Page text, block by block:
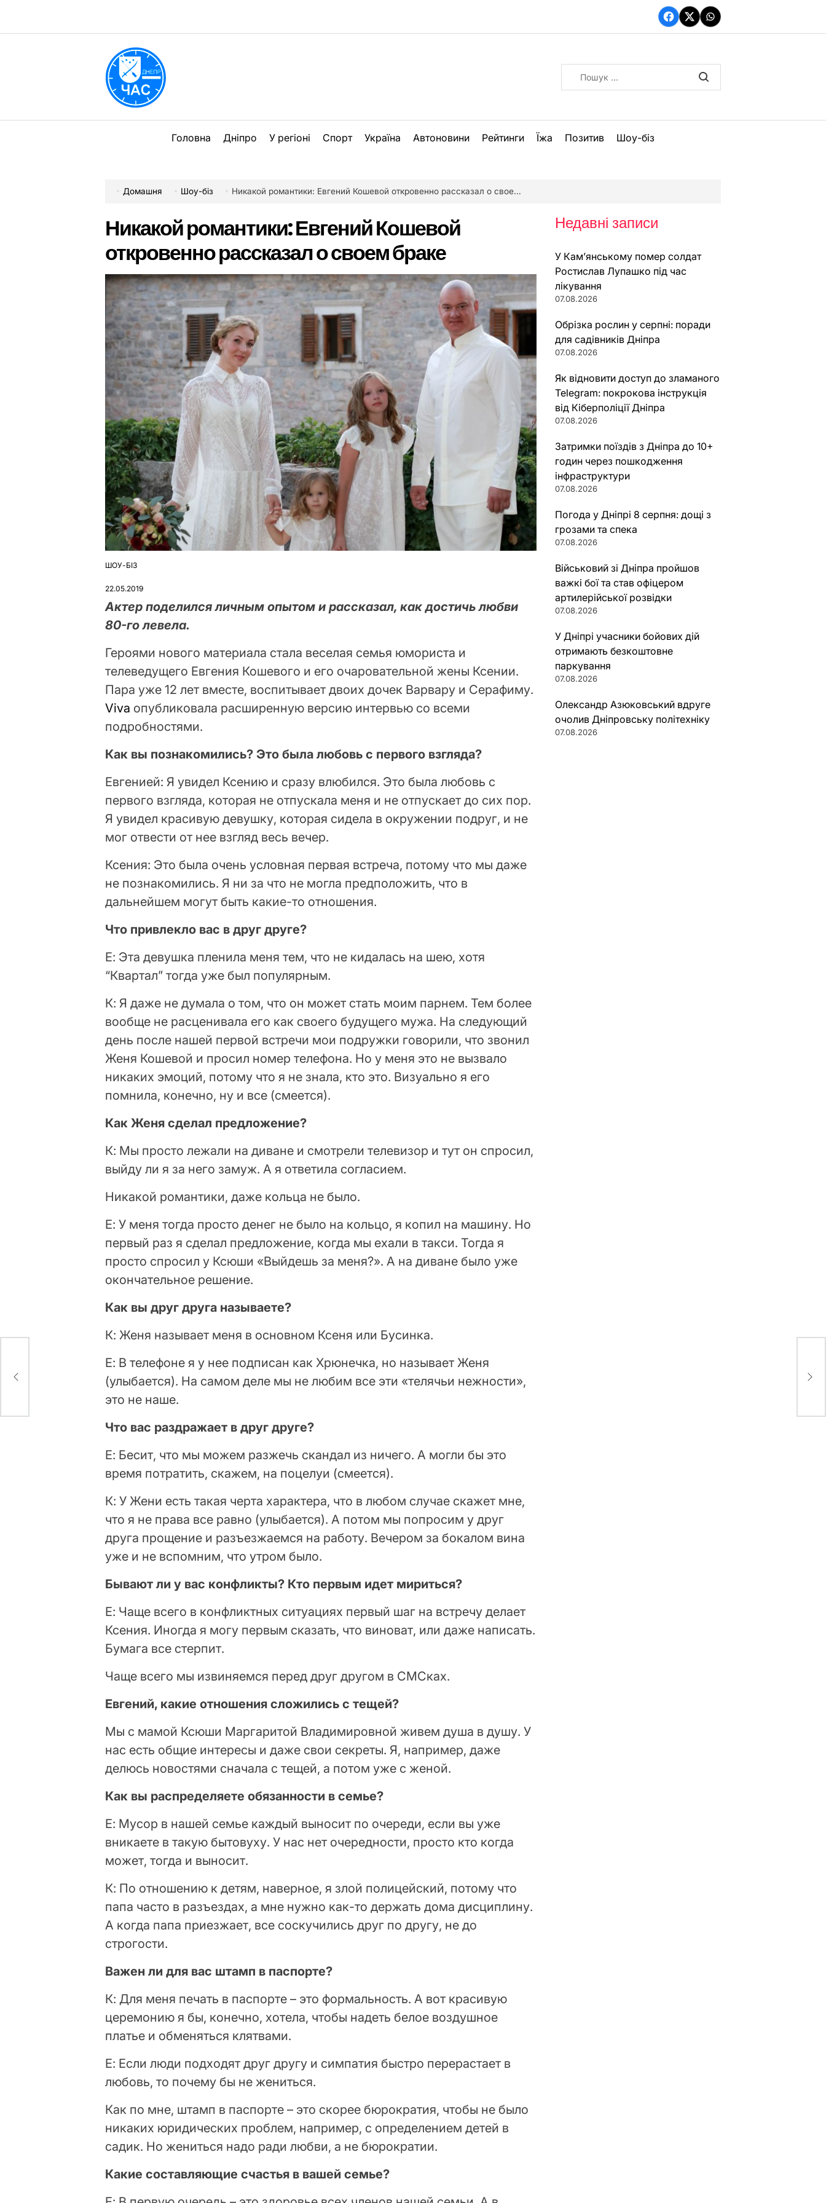
вмісту
Facebook
TwitterWhatsApp
Головна Дніпро У регіоні Спорт Україна Автоновини Рейтинги Їжа Позитив Шоу-біз
Домашня Шоу-біз Никакой романтики: Евгений Кошевой откровенно рассказал о своем браке
Никакой романтики: Евгений Кошевой
откровенно рассказал о своем браке
ОПУБЛІКУВАТИ
ШОУ-БІЗ
22.05.2019
Актер поделился личным опытом и рассказал, как достичь любви
80-го левела.
Героями нового материала стала веселая семья юмориста и
телеведущего Евгения Кошевого и его очаровательной жены Ксении.
Пара уже 12 лет вместе, воспитывает двоих дочек Варвару и Серафиму.
Viva опубликовала расширенную версию интервью со всеми
подробностями.
Как вы познакомились? Это была любовь с первого взгляда?
Евгенией: Я увидел Ксению и сразу влюбился. Это была любовь с
первого взгляда, которая не отпускала меня и не отпускает до сих пор.
Я увидел красивую девушку, которая сидела в окружении подруг, и не
мог отвести от нее взгляд весь вечер.
Ксения: Это была очень условная первая встреча, потому что мы даже
не познакомились. Я ни за что не могла предположить, что в
дальнейшем могут быть какие-то отношения.
Что привлекло вас в друг друге?
Е: Эта девушка пленила меня тем, что не кидалась на шею, хотя
“Квартал” тогда уже был популярным.
К: Я даже не думала о том, что он может стать моим парнем. Тем более
вообще не расценивала его как своего будущего мужа. На следующий
день после нашей первой встречи мои подружки говорили, что звонил
Женя Кошевой и просил номер телефона. Но у меня это не вызвало
никаких эмоций, потому что я не знала, кто это. Визуально я его
помнила, конечно, ну и все (смеется).
Как Женя сделал предложение?
К: Мы просто лежали на диване и смотрели телевизор и тут он спросил,
выйду ли я за него замуж. А я ответила согласием.
Никакой романтики, даже кольца не было.
Е: У меня тогда просто денег не было на кольцо, я копил на машину. Но
первый раз я сделал предложение, когда мы ехали в такси. Тогда я
просто спросил у Ксюши «Выйдешь за меня?». А на диване было уже
окончательное решение.
Как вы друг друга называете?
К: Женя называет меня в основном Ксеня или Бусинка.
Е: В телефоне я у нее подписан как Хрюнечка, но называет Женя
(улыбается). На самом деле мы не любим все эти «телячьи нежности»,
это не наше.
Что вас раздражает в друг друге?
Е: Бесит, что мы можем разжечь скандал из ничего. А могли бы это
время потратить, скажем, на поцелуи (смеется).
К: У Жени есть такая черта характера, что в любом случае скажет мне,
что я не права все равно (улыбается). А потом мы попросим у друг
друга прощение и разъезжаемся на работу. Вечером за бокалом вина
уже и не вспомним, что утром было.
Бывают ли у вас конфликты? Кто первым идет мириться?
Е: Чаще всего в конфликтных ситуациях первый шаг на встречу делает
Ксения. Иногда я могу первым сказать, что виноват, или даже написать.
Бумага все стерпит.
Чаще всего мы извиняемся перед друг другом в СМСках.
Евгений, какие отношения сложились с тещей?
Мы с мамой Ксюши Маргаритой Владимировной живем душа в душу. У
нас есть общие интересы и даже свои секреты. Я, например, даже
делюсь новостями сначала с тещей, а потом уже с женой.
Как вы распределяете обязанности в семье?
Е: Мусор в нашей семье каждый выносит по очереди, если вы уже
вникаете в такую бытовуху. У нас нет очередности, просто кто когда
может, тогда и выносит.
К: По отношению к детям, наверное, я злой полицейский, потому что
папа часто в разъездах, а мне нужно как-то держать дома дисциплину.
А когда папа приезжает, все соскучились друг по другу, не до
строгости.
Важен ли для вас штамп в паспорте?
К: Для меня печать в паспорте – это формальность. А вот красивую
церемонию я бы, конечно, хотела, чтобы надеть белое воздушное
платье и обменяться клятвами.
Е: Если люди подходят друг другу и симпатия быстро перерастает в
любовь, то почему бы не жениться.
Как по мне, штамп в паспорте – это скорее бюрократия, чтобы не было
никаких юридических проблем, например, с определением детей в
садик. Но жениться надо ради любви, а не бюрократии.
Какие составляющие счастья в вашей семье?
22-
Недавні записи
У Кам’янському помер солдат
Ростислав Лупашко під час
лікування
07.08.2026
Обрізка рослин у серпні: поради
для садівників Дніпра
07.08.2026
Як відновити доступ до зламаного
Telegram: покрокова інструкція
від Кіберполіції Дніпра
07.08.2026
Затримки поїздів з Дніпра до 10+
годин через пошкодження
інфраструктури
07.08.2026
Погода у Дніпрі 8 серпня: дощі з
грозами та спека
07.08.2026
Військовий зі Дніпра пройшов
важкі бої та став офіцером
артилерійської розвідки
07.08.2026
У Дніпрі учасники бойових дій
отримають безкоштовне
паркування
07.08.2026
Олександр Азюковський вдруге
очолив Дніпровську політехніку
07.08.2026